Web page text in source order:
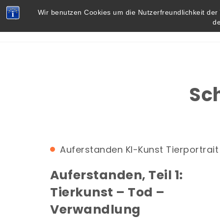
Wir benutzen Cookies um die Nutzerfreundlichkeit
Skip to content Vielbegabt.de
Auferstanden KI-Kunst Tierportrait
Auferstanden, Teil 1:
Tierkunst – Tod –
Verwandlung